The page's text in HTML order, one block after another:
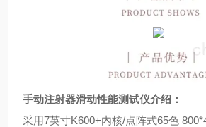
手动注射器滑动性能测试仪介绍：
采用7英寸K600+内核/点阵式65色